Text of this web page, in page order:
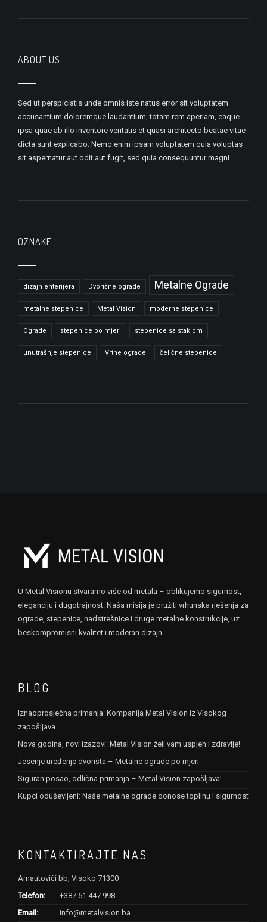
ABOUT US
Sed ut perspiciatis unde omnis iste natus error sit voluptatem
accusantium doloremque laudantium, totam rem aperiam, eaque
ipsa quae ab illo inventore veritatis et quasi architecto beatae vitae
dicta sunt explicabo. Nemo enim ipsam voluptatem quia voluptas
sit aspernatur aut odit aut fugit, sed quia consequuntur magni
OZNAKE
dizajn enterijera Dvorišne ograde Metalne Ograde
metalne stepenice Metal Vision moderne stepenice
Ograde stepenice po mjeri stepenice sa staklom
unutrašnje stepenice Vrtne ograde čelične stepenice
U Metal Visionu stvaramo više od metala – oblikujemo sigurnost,
eleganciju i dugotrajnost. Naša misija je pružiti vrhunska rješenja za
ograde, stepenice, nadstrešnice i druge metalne konstrukcije, uz
beskompromisni kvalitet i moderan dizajn.
BLOG
Iznadprosječna primanja: Kompanija Metal Vision iz Visokog
zapošljava
Nova godina, novi izazovi: Metal Vision želi vam uspjeh i zdravlje!
Jesenje uređenje dvorišta – Metalne ograde po mjeri
Siguran posao, odlična primanja – Metal Vision zapošljava!
Kupci oduševljeni: Naše metalne ograde donose toplinu i sigurnost
KONTAKTIRAJTE NAS
Arnautovići bb, Visoko 71300
Telefon:
+387 61 447 998
Email:
info@metalvision.ba